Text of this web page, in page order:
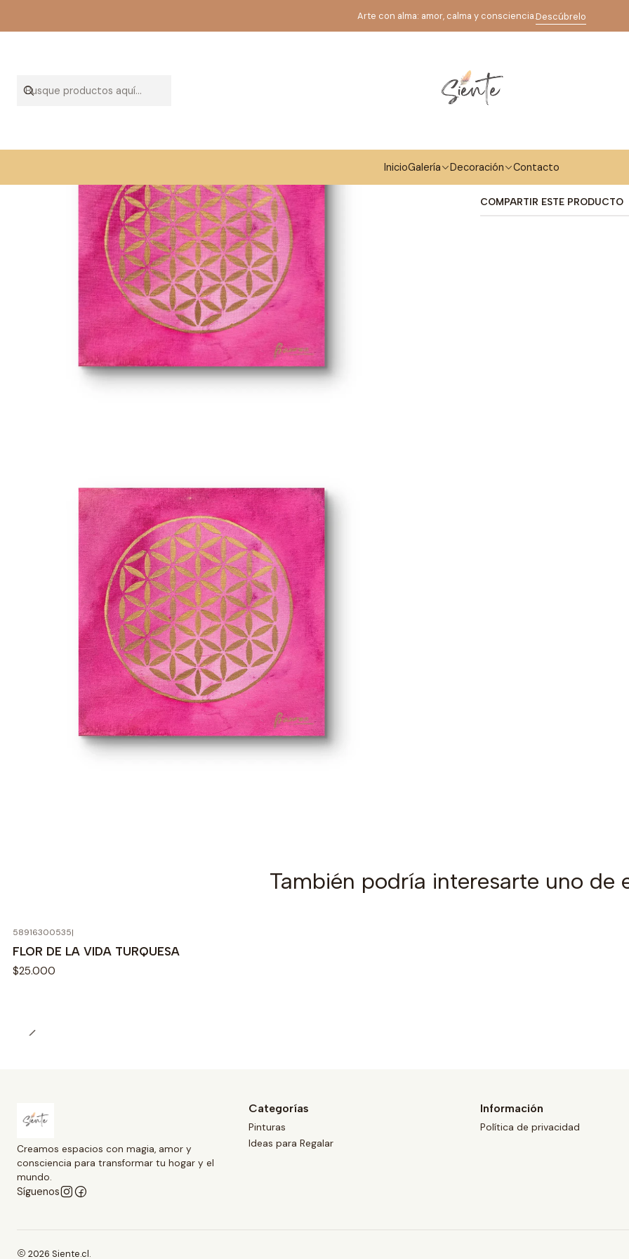
InicioGalería Decoración Contacto
Arte con alma: amor, calma y consciencia.Descúbrelo
Inicio Galería Arte Espiritual FLOR DE LA VIDA ROSA
FLOR DE LA
DESCRIPCIÓN
OLEO SOBRE TELA 25 X 25
COMPARTIR ESTE PRODUCTO
También podría interesarte uno de
58916300535|
FLOR DE LA VIDA TURQUESA
$25.000
Creamos espacios con magia, amor y
consciencia para transformar tu hogar y el
mundo.
Síguenos
Categorías
Pinturas
Ideas para Regalar
Información
Política de privacidad
2026 Siente.cl.